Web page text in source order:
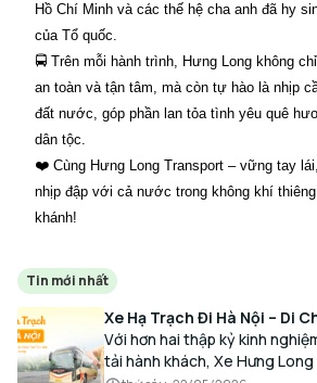
Hồ Chí Minh và các thế hệ cha anh đã hy
của Tổ quốc.
🚍 Trên mỗi hành trình, Hưng Long không
an toàn và tận tâm, mà còn tự hào là nhịp
đất nước, góp phần lan tỏa tình yêu quê
dân tộc.
❤️ Cùng Hưng Long Transport – vững tay
nhịp đập với cả nước trong không khí
khánh!
Tin mới nhất
Xe Hạ Trạch Đi Hà Nội – Di
Tận Nơi Cùng Xe Hưng Long
Với hơn hai thập kỷ kinh
tải hành khách, Xe Hưng